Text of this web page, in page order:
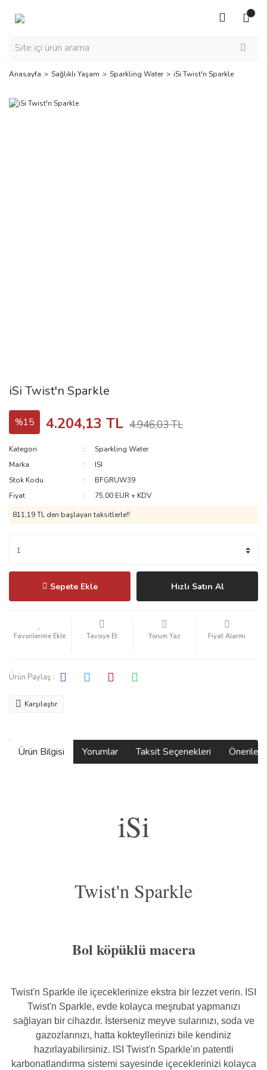
Anasayfa Sağlıklı Yaşam Sparkling Water iSi Twist'n Sparkle
iSi Twist'n Sparkle
%15 4.204,13 TL 4.946,03 TL
Kategori
Sparkling Water
Marka
ISI
Stok Kodu
BFGRUW39
Fiyat
75,00 EUR + KDV
811,19 TL den başlayan taksitlerle!!
Sepete Ekle Hızlı Satın Al
Tavsiye Et Yorum Yaz Fiyat Alarmı
Ürün Paylaş :
Karşılaştır
Ürün Bilgisi Yorumlar Taksit Seçenekleri
iSi
Twist'n Sparkle
Bol köpüklü macera
Twist'n Sparkle ile içeceklerinize ekstra bir lezzet verin. ISI
Twist'n Sparkle, evde kolayca meşrubat yapmanızı
sağlayan bir cihazdır. İsterseniz meyve sularınızı, soda ve
gazozlarınızı, hatta kokteyllerinizi bile kendiniz
hazırlayabilirsiniz. ISI Twist'n Sparkle'ın patentli
karbonatlandırma sistemi sayesinde içeceklerinizi kolayca